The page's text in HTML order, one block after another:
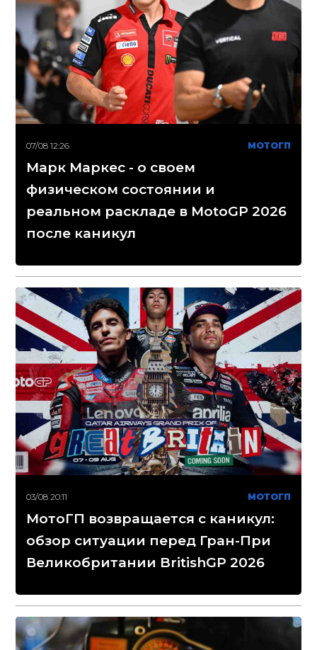
07/08 12:26 МОТОГП
Марк Маркес - о своем
физическом состоянии и
реальном раскладе в MotoGP 2026
после каникул
03/08 20:11 МОТОГП
МотоГП возвращается с каникул:
обзор ситуации перед Гран-При
Великобритании BritishGP 2026